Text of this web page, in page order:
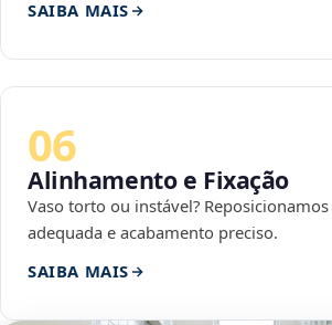
SAIBA MAIS
06
Alinhamento e Fixação
Vaso torto ou instável?
adequada e acabamento preciso.
SAIBA MAIS